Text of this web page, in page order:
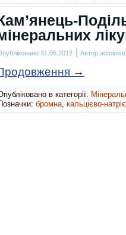
31.05.2012 | Автор
→
в категорії:
бромна, кальцієво-